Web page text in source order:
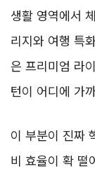
생활 영역에서
리지와 여행 특
은 프리미엄 라
턴이 어디에 가
이 부분이 진짜
비 효율이 확 떨